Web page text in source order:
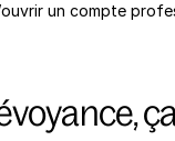
un compte